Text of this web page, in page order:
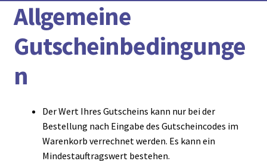
► LED PANELS
► RASTERLEUCHTEN
► DOWNLIGHTS
► TISCHLEUCHTEN
► LED STREIFEN
► ZUBEHÖR
Allgemeine
Gutscheinbedingunge
n
Der Wert Ihres Gutscheins kann nur bei der
Bestellung nach Eingabe des Gutscheincodes im
Warenkorb verrechnet werden. Es kann ein
Mindestauftragswert bestehen.